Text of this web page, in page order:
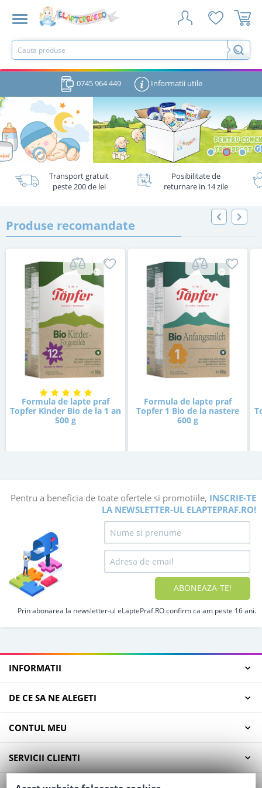
0745 964 449 Informatii utile
Transport gratuit
peste 200 de lei
Posibilitate de
returnare in 14 zile
Produse recomandate
Formula de lapte praf
Topfer Kinder Bio de la 1 an
500 g
52 Lei
Formula de lapte praf
Topfer 1 Bio de la nastere
600 g
69 Lei
Adauga in cos
Pentru a beneficia de toate ofertele si promotiile, INSCRIE-TE
LA NEWSLETTER-UL ELAPTEPRAF.RO!
ABONEAZA-TE!
Prin abonarea la newsletter-ul eLaptePraf.RO confirm ca am peste 16 ani.
INFORMATII
DE CE SA NE ALEGETI
CONTUL MEU
SERVICII CLIENTI